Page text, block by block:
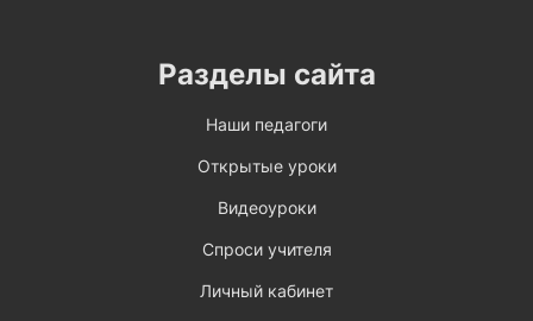
Разделы сайта
Наши педагоги
Открытые уроки
Видеоуроки
Спроси учителя
Личный кабинет